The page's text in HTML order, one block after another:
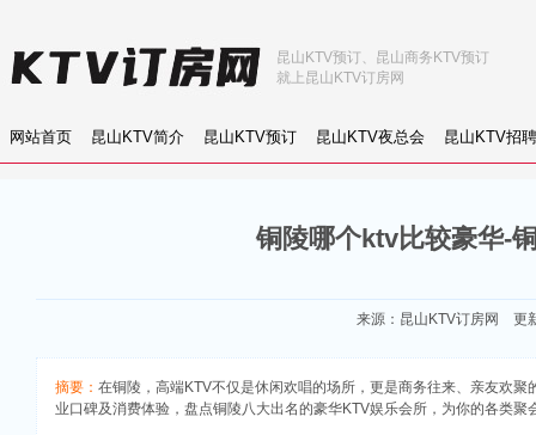
网站首页 昆山KTV简介 昆山KTV预订 昆山KTV夜总会 昆山KTV招聘
昆山KTV预订、昆山商务KTV预订
就上昆山KTV订房网
铜陵哪个ktv比较豪华-
来源： 昆山KTV订房网 更
摘要： 在铜陵，高端KTV不仅是休闲欢唱的场所，更是商务往来、亲友欢
业口碑及消费体验，盘点铜陵八大出名的豪华KTV娱乐会所，为你的各类聚